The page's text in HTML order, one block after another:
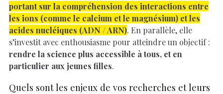
portant sur la compréhension des interactions entre
les ions (comme le calcium et le magnésium) et les
acides nucléiques (ADN / ARN). En parallèle, elle
s’investit avec enthousiasme pour atteindre un objectif :
rendre la science plus accessible à tous, et en
particulier aux jeunes filles.
Quels sont les enjeux de vos recherches et leurs